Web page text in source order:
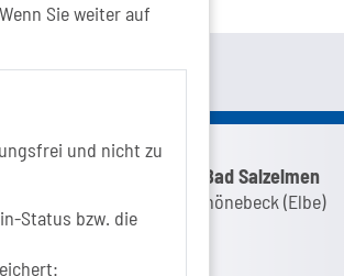
Sie weiter auf
und nicht zu
Status bzw. die
von...
zur Google-Maps Navigation
SOLEPARK Schönebeck/Bad Salzelmen
Eigenbetrieb der Stadt Schönebeck (Elbe)
Badepark 1